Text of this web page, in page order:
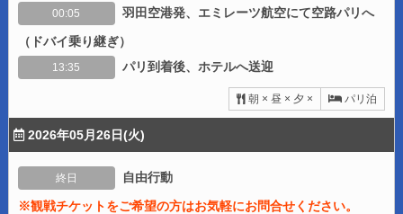
00:05
羽田空港発、エミレーツ航空にて空路パリへ
（ドバイ乗り継ぎ）
13:35 パリ到着後、ホテルへ送迎
パリ泊
朝 × 昼 × 夕 ×
2026年05月26日(火)
終日
自由行動
※観戦チケットをご希望の方はお気軽にお問合せください。